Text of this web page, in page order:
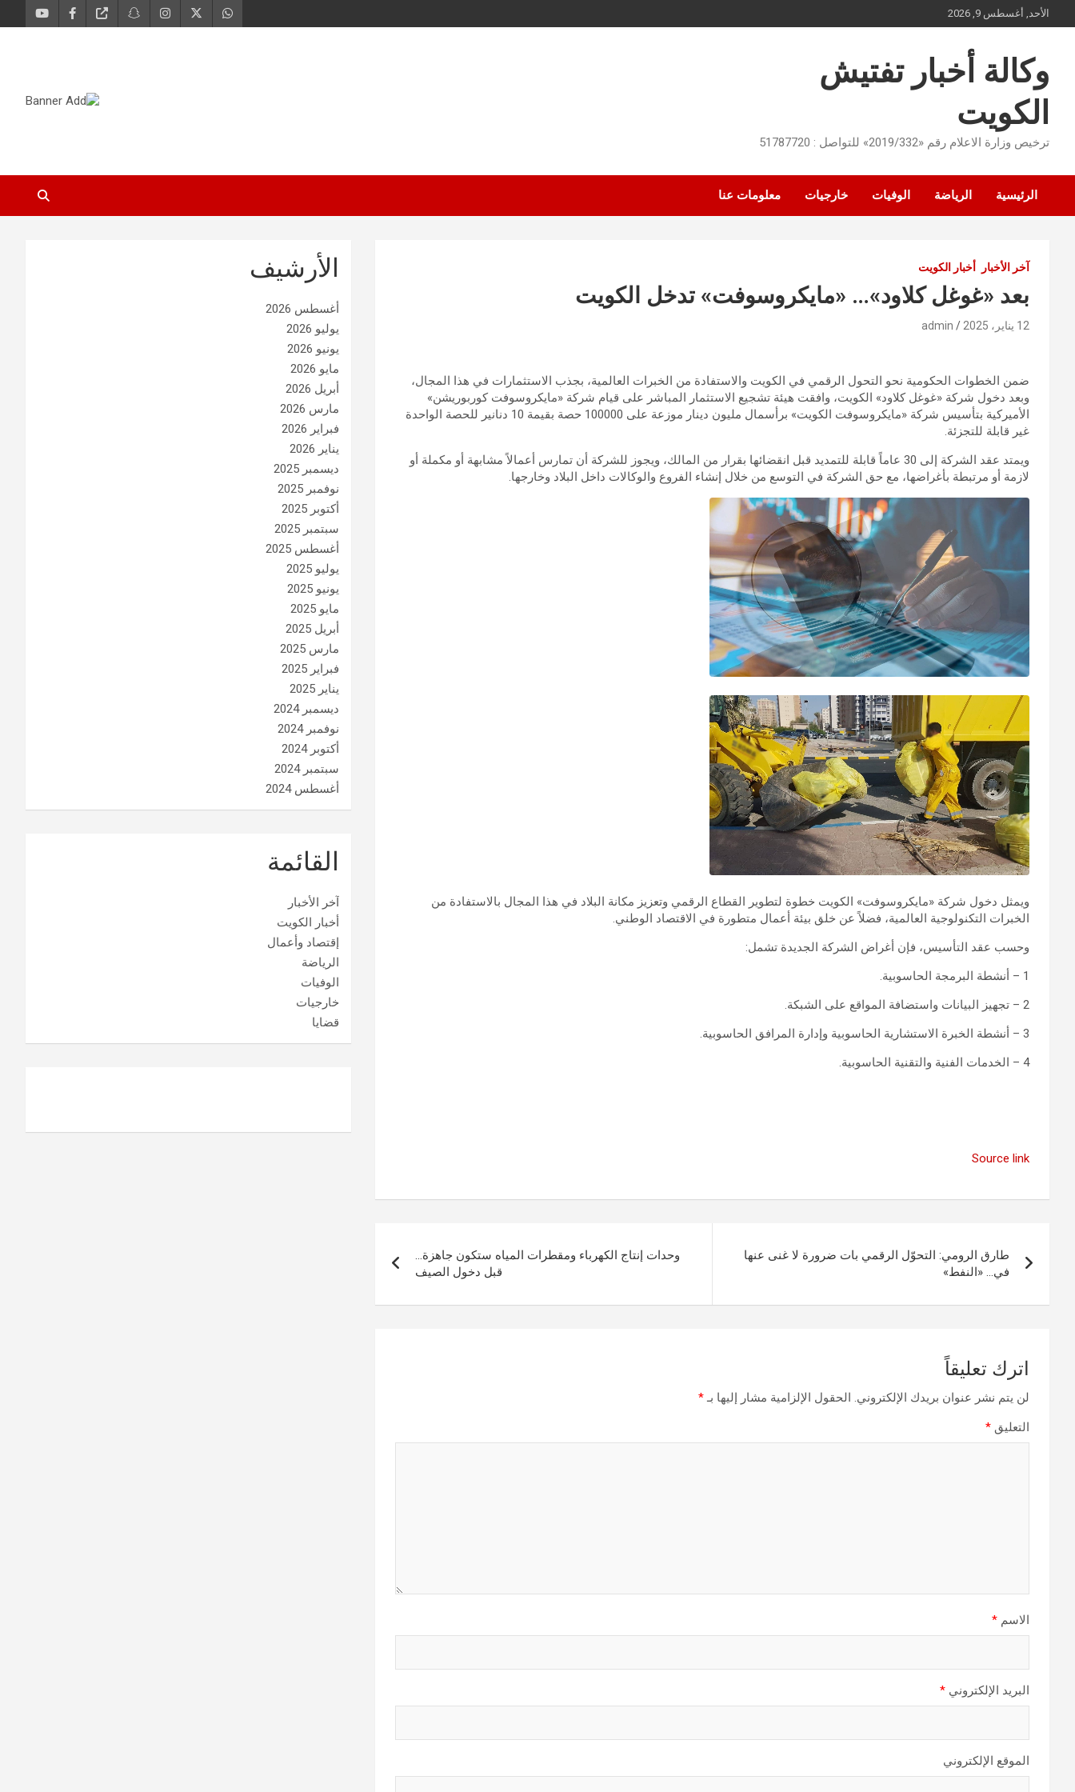
to
الأحد, أغسطس 9, 2026
وكالة أخبار تفتيش
الكويت
ترخيص وزارة الاعلام رقم «2019/332» للتواصل : 51787720
الرئيسية الرياضة الوفيات خارجيات معلومات عنا
آخر الأخبار أخبار الكويت
بعد «غوغل كلاود»… «مايكروسوفت» تدخل الكويت
12 يناير، 2025 admin
ضمن الخطوات الحكومية نحو التحول الرقمي في الكويت والاستفادة من الخبرات العالمية، بجذب الاستثمارات في هذا المجال،
وبعد دخول شركة «غوغل كلاود» الكويت، وافقت هيئة تشجيع الاستثمار المباشر على قيام شركة «مايكروسوفت كوربوريشن»
الأميركية بتأسيس شركة «مايكروسوفت الكويت» برأسمال مليون دينار موزعة على 100000 حصة بقيمة 10 دنانير للحصة الواحدة
غير قابلة للتجزئة.
ويمتد عقد الشركة إلى 30 عاماً قابلة للتمديد قبل انقضائها بقرار من المالك، ويجوز للشركة أن تمارس أعمالاً مشابهة أو مكملة أو
لازمة أو مرتبطة بأغراضها، مع حق الشركة في التوسع من خلال إنشاء الفروع والوكالات داخل البلاد وخارجها.
ويمثل دخول شركة «مايكروسوفت» الكويت خطوة لتطوير القطاع الرقمي وتعزيز مكانة البلاد في هذا المجال بالاستفادة من
الخبرات التكنولوجية العالمية، فضلاً عن خلق بيئة أعمال متطورة في الاقتصاد الوطني.
وحسب عقد التأسيس، فإن أغراض الشركة الجديدة تشمل:
1 – أنشطة البرمجة الحاسوبية.
2 – تجهيز البيانات واستضافة المواقع على الشبكة.
3 – أنشطة الخبرة الاستشارية الحاسوبية وإدارة المرافق الحاسوبية.
4 – الخدمات الفنية والتقنية الحاسوبية.
Source link
المقالات
طارق الرومي: التحوّل الرقمي بات ضرورة لا غنى عنها
في… «النفط»
وحدات إنتاج الكهرباء ومقطرات المياه ستكون جاهزة…
قبل دخول الصيف
اترك تعليقاً
لن يتم نشر عنوان بريدك الإلكتروني. الحقول الإلزامية مشار إليها بـ*
التعليق *
الاسم *
البريد الإلكتروني *
الموقع الإلكتروني
الأرشيف
أغسطس 2026
يوليو 2026
يونيو 2026
مايو 2026
أبريل 2026
مارس 2026
فبراير 2026
يناير 2026
ديسمبر 2025
نوفمبر 2025
أكتوبر 2025
سبتمبر 2025
أغسطس 2025
يوليو 2025
يونيو 2025
مايو 2025
أبريل 2025
مارس 2025
فبراير 2025
يناير 2025
ديسمبر 2024
نوفمبر 2024
أكتوبر 2024
سبتمبر 2024
أغسطس 2024
القائمة
آخر الأخبار
أخبار الكويت
إقتصاد وأعمال
الرياضة
الوفيات
خارجيات
قضايا